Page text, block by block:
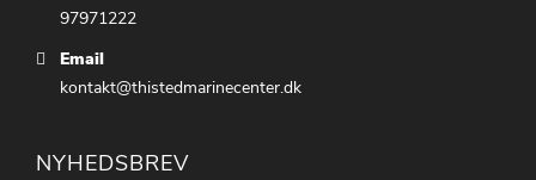
97971222
Email
kontakt@thistedmarinecenter.dk
NYHEDSBREV